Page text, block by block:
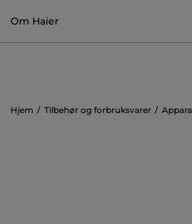
Om Haier
Hjem Tilbehør og forbruksvarer